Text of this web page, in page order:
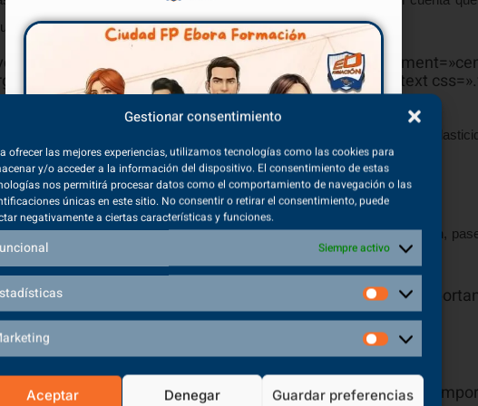
Gestionar consentimiento
ofrecer las mejores experiencias, utilizamos tecnologías como las cookies para
y/o acceder a la información del dispositivo. El consentimiento de estas
nos permitirá procesar datos como el comportamiento de navegación o las
únicas en este sitio. No consentir o retirar el consentimiento, puede
negativamente a ciertas características y funciones.
Siempre activo
Aceptar Denegar Guardar preferencias
potencien la coordinación y la elasticidad.
image=»13079″ img_size=»large»
bottom: 25px !important;}»][vc_column][vc_column_text
y las competencias cognitivas de la persona mayor. La movilidad, la
bottom: 40px !important;}»]
una estupenda oportunidad para que nuestros mayores se relacionen,
social también es básico.
css=».vc_custom_1588229724227{margin-top: -20px
SALIDAS PROFESIONALES TSEAS
css=».vc_custom_1603885857918{margin-top: 20px